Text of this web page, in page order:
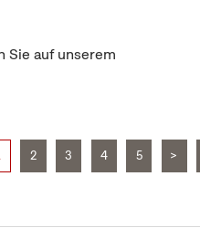
Sie auf unserem
2 3 4 5 >